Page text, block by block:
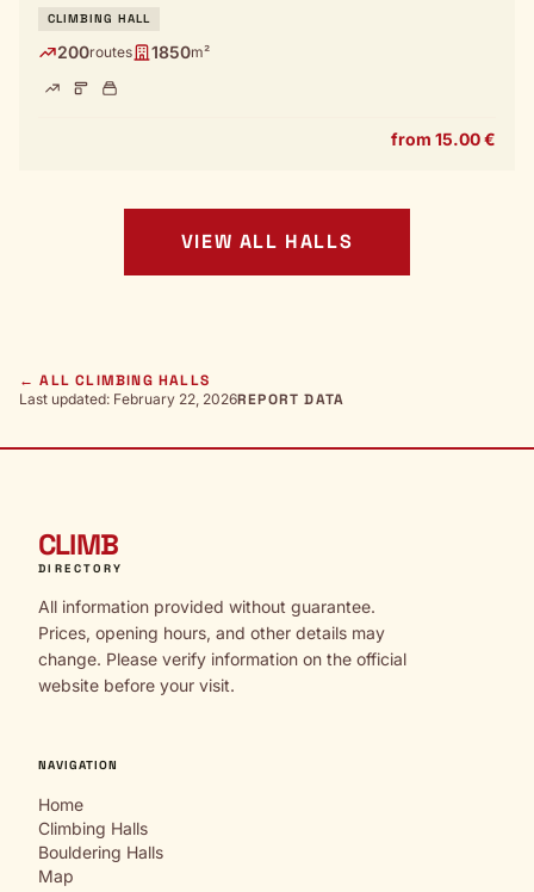
CLIMBING HALL
200routes 1850m²
from 15.00 €
VIEW ALL HALLS
← ALL CLIMBING HALLS
Last updated: February 22, 2026REPORT DATA
CLIMB
DIRECTORY
All information provided without guarantee.
Prices, opening hours, and other details may
change. Please verify information on the official
website before your visit.
NAVIGATION
Home
Climbing Halls
Bouldering Halls
Map